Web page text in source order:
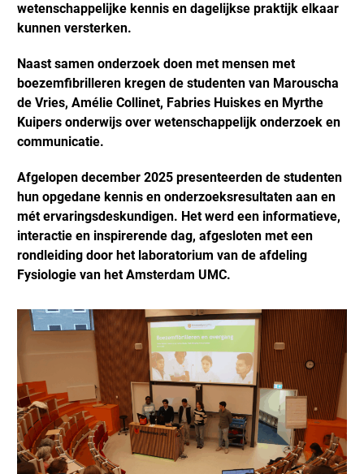
wetenschappelijke kennis en dagelijkse praktijk elkaar
kunnen versterken.
Naast samen onderzoek doen met mensen met
boezemfibrilleren kregen de studenten van Marouscha
de Vries, Amélie Collinet, Fabries Huiskes en Myrthe
Kuipers onderwijs over wetenschappelijk onderzoek en
communicatie.
Afgelopen december 2025 presenteerden de studenten
hun opgedane kennis en onderzoeksresultaten aan en
mét ervaringsdeskundigen. Het werd een informatieve,
interactie en inspirerende dag, afgesloten met een
rondleiding door het laboratorium van de afdeling
Fysiologie van het Amsterdam UMC.